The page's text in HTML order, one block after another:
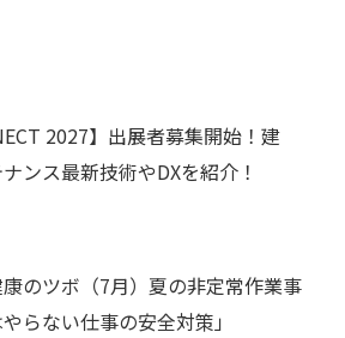
2027】出展者募集開始！建
ンス最新技術やDXを紹介！
康のツボ（7月）夏の非定常作業事
らない仕事の安全対策」